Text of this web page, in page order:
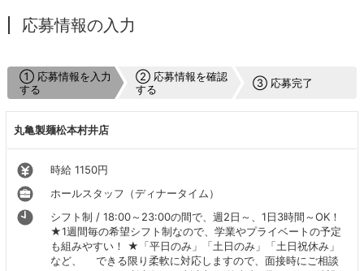
応募情報の入力
① 応募情報を入力
する
② 応募情報を確認
する
③ 応募完了
丸亀製麺松本村井店
時給 1150円
ホールスタッフ（ディナータイム）
シフト制 / 18:00～23:00の間で、週2日～、1日3時間～OK！
★1週間毎の希望シフト制なので、学業やプライベートの予定
も組みやすい！ ★「平日のみ」「土日のみ」「土日祝休み」
など、 できる限り柔軟に対応しますので、面接時にご相談